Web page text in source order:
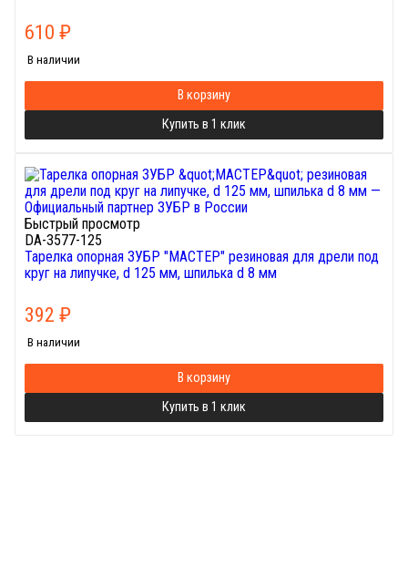
610 ₽
В наличии
В корзину
Купить в 1 клик
Быстрый просмотр
DA-3577-125
Тарелка опорная ЗУБР "МАСТЕР" резиновая для дрели под
круг на липучке, d 125 мм, шпилька d 8 мм
392 ₽
В наличии
В корзину
Купить в 1 клик